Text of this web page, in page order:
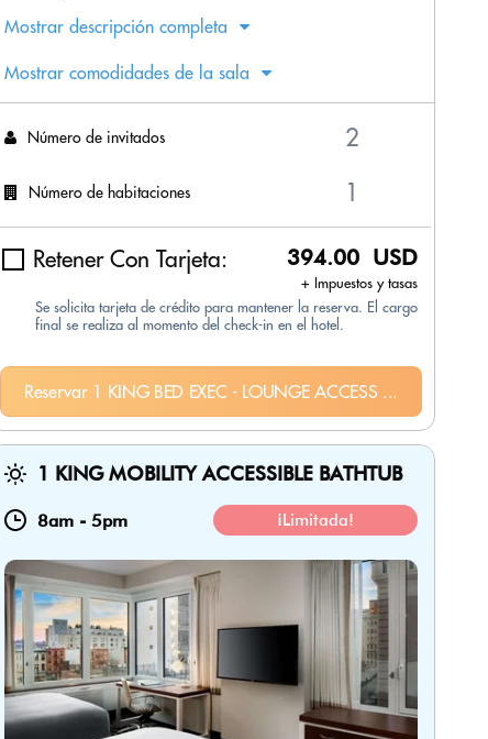
Mostrar descripción completa
Mostrar comodidades de la sala
Número de invitados
Número de habitaciones
Retener Con Tarjeta: 394.00 USD
+ Impuestos y tasas
Se solicita tarjeta de crédito para mantener la reserva. El cargo
final se realiza al momento del check-in en el hotel.
Reservar 1 KING BED EXEC - LOUNGE ACCESS ...
1 KING MOBILITY ACCESSIBLE BATHTUB
8am - 5pm ¡Limitada!